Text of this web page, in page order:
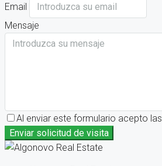
Email
Mensaje
Al enviar este formulario acepto las
Enviar solicitud de visita